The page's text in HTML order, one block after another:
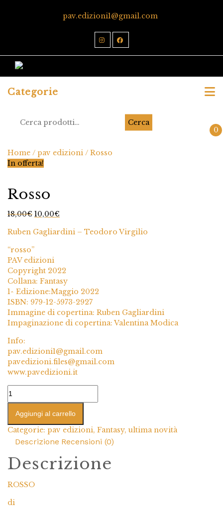
pav.edizioni1@gmail.com
Categorie
Cerca
0
Home / pav edizioni / Rosso
In offerta!
Rosso
18,00€ 10,00€
Ruben Gagliardini – Teodoro Virgilio
“rosso”
PAV edizioni
Copyright 2022
Collana: Fantasy
1^ Edizione:Maggio 2022
ISBN: 979-12-5973-2927
Immagine di copertina: Ruben Gagliardini
Impaginazione di copertina: Valentina Modica
Info:
pav.edizioni1@gmail.com
pavedizioni.files@gmail.com
www.pavedizioni.it
Aggiungi al carrello
Categorie: pav edizioni, Fantasy, ultima novità
Descrizione Recensioni (0)
Descrizione
ROSSO
di